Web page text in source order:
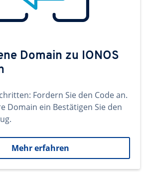
Domain zu IONOS
Fordern Sie den Code an.
Domain ein Bestätigen Sie den
Mehr erfahren